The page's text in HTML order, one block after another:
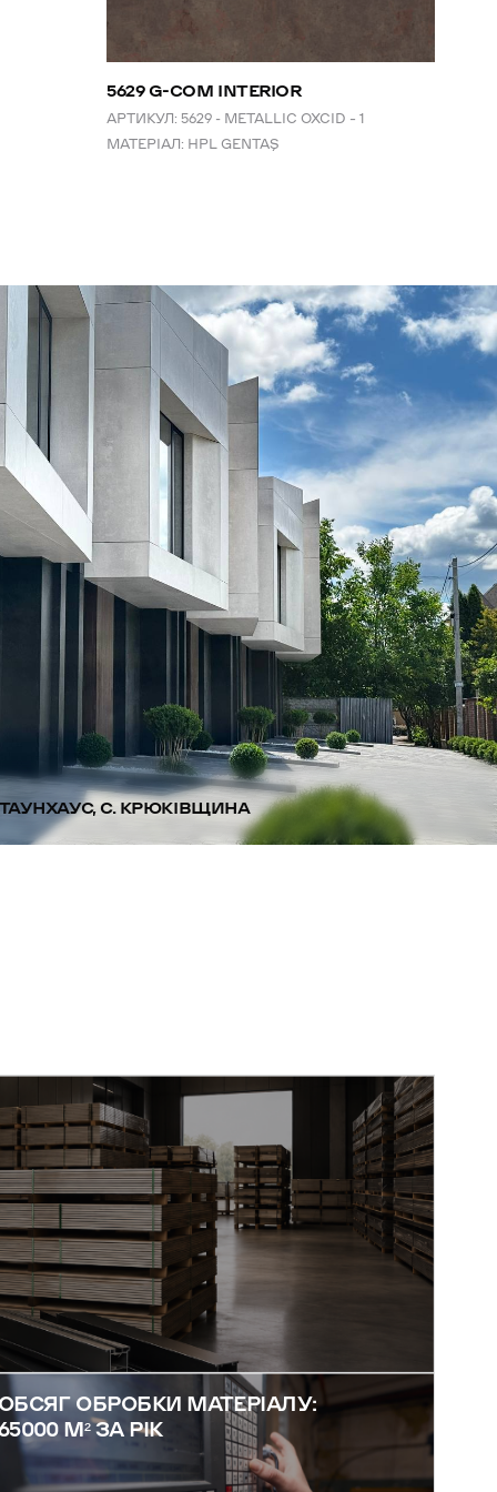
5629 G-COM INTERIOR
АРТИКУЛ: 5629 - METALLIC OXCID – 1
МАТЕРІАЛ: HPL GENTAŞ
С. КРЮКІВЩИНА
ОБРОБКИ МАТЕРІАЛУ:
М² ЗА РІК